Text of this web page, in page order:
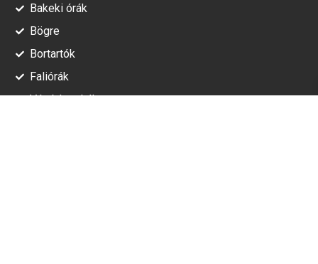
Bakeki órák
Bögre
Bortartók
Faliórák
Vágódeszkák